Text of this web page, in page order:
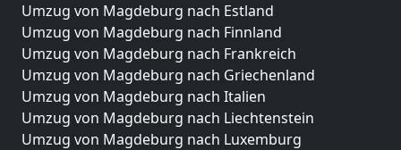
Umzug von Magdeburg nach Estland
Umzug von Magdeburg nach Finnland
Umzug von Magdeburg nach Frankreich
Umzug von Magdeburg nach Griechenland
Umzug von Magdeburg nach Italien
Umzug von Magdeburg nach Liechtenstein
Umzug von Magdeburg nach Luxemburg